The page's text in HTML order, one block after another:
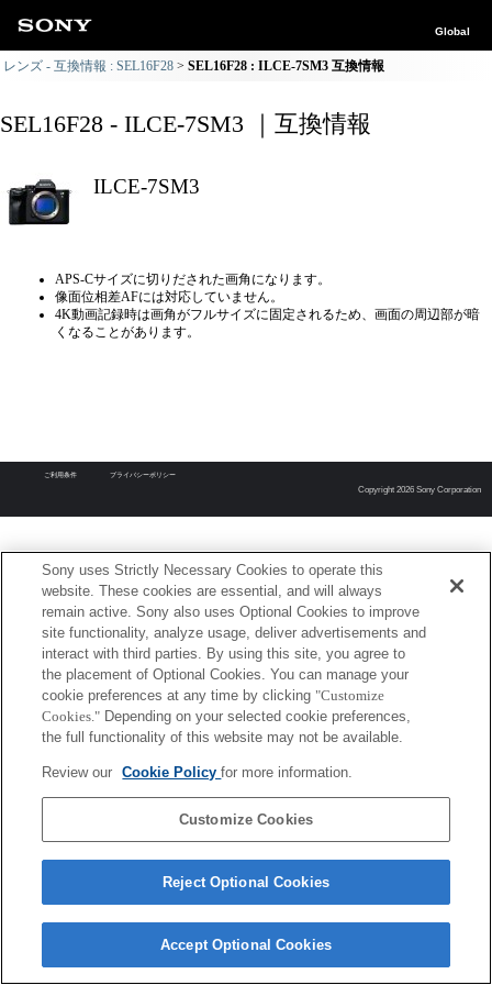
Global
レンズ - 互換情報 : SEL16F28 SEL16F28 : ILCE-7SM3 互換情報
SEL16F28 - ILCE-7SM3 ｜互換情報
ILCE-7SM3
APS-Cサイズに切りだされた画角になります。
像面位相差AFには対応していません。
4K動画記録時は画角がフルサイズに固定されるため、画面の周辺部が暗
くなることがあります。
ご利用条件 プライバシーポリシー
Copyright 2026 Sony Corporation
Sony uses Strictly Necessary Cookies to operate this
website. These cookies are essential, and will always
remain active. Sony also uses Optional Cookies to improve
site functionality, analyze usage, deliver advertisements and
interact with third parties. By using this site, you agree to
the placement of Optional Cookies. You can manage your
cookie preferences at any time by clicking "Customize
Cookies." Depending on your selected cookie preferences,
the full functionality of this website may not be available.
Review our Cookie Policyfor more information.
Customize Cookies
Reject Optional Cookies
Accept Optional Cookies